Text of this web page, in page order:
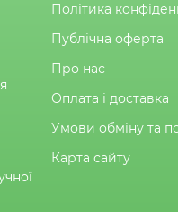
Політика
Публічна оферта
Про нас
Оплата і доставка
Умови обміну та
Карта сайту